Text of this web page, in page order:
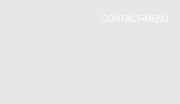
CONTACT MENU